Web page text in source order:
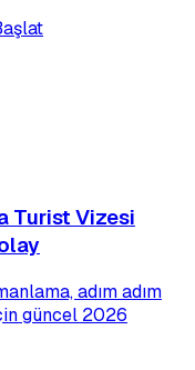
Turist Vizesi
adım adım
güncel 2026